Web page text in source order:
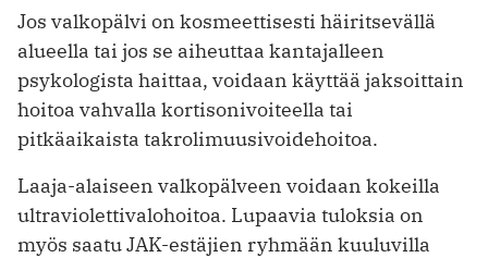
Jos valkopälvi on kosmeettisesti häiritsevällä
alueella tai jos se aiheuttaa kantajalleen
psykologista haittaa, voidaan käyttää jaksoittain
hoitoa vahvalla kortisonivoiteella tai
pitkäaikaista takrolimuusivoidehoitoa.
Laaja-alaiseen valkopälveen voidaan kokeilla
ultraviolettivalohoitoa. Lupaavia tuloksia on
myös saatu JAK-estäjien ryhmään kuuluvilla